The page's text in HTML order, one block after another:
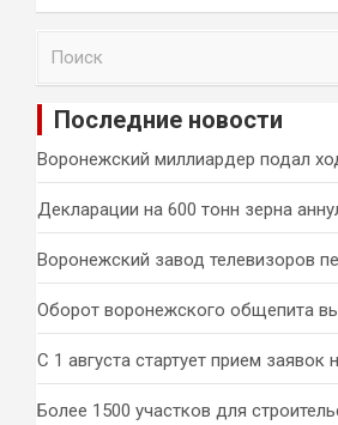
и
Последние новости
Воронежский миллиардер подал
Декларации на 600 тонн зерна
Воронежский завод телевизоров
Оборот воронежского общепита
С 1 августа стартует прием
Более 1500 участков для